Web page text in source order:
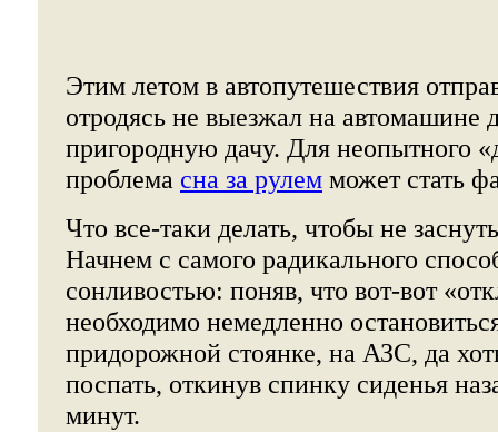
Этим летом в автопутешествия
отродясь не выезжал на автомашине
пригородную дачу. Для неопытного
проблема сна за рулем может стать
Что все-таки делать, чтобы не
Начнем с самого радикального
сонливостью: поняв, что вот-вот
необходимо немедленно
придорожной стоянке, на АЗС, да
поспать, откинув спинку сиденья
минут.